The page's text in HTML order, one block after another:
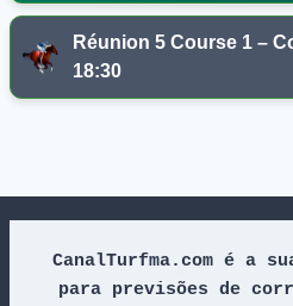
Réunion 5 Course 1 –
18:30
CanalTurfma.com é a
para previsões de